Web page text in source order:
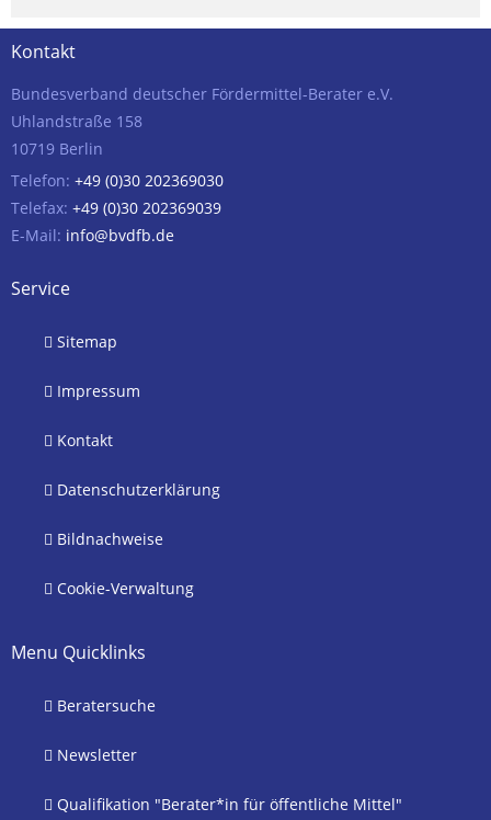
Kontakt
Bundesverband deutscher Fördermittel-Berater e.V.
Uhlandstraße 158
10719 Berlin
Telefon: +49 (0)30 202369030
Telefax: +49 (0)30 202369039
E-Mail: info@bvdfb.de
Service
Sitemap
Impressum
Kontakt
Datenschutzerklärung
Bildnachweise
Cookie-Verwaltung
Menu Quicklinks
Beratersuche
Newsletter
Qualifikation "Berater*in für öffentliche Mittel"